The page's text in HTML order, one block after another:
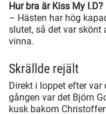
Hur bra är Kiss My I.D?
– Hästen har hög
slutet, så det var skönt
vinna.
Skrällde rejält
Direkt i loppet efter
gången var det Björn
kusk bakom